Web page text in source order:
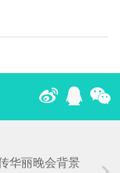
华丽晚会背景